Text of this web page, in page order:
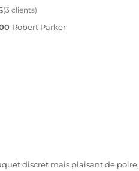
(3 clients)
Robert Parker
discret mais plaisant de